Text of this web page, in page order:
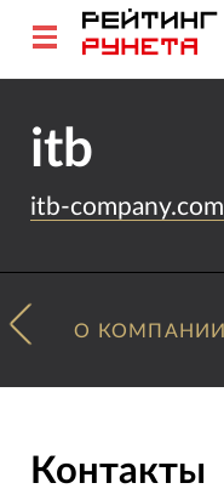
itb
itb-company.com
О КОМПАНИИ
Контакты